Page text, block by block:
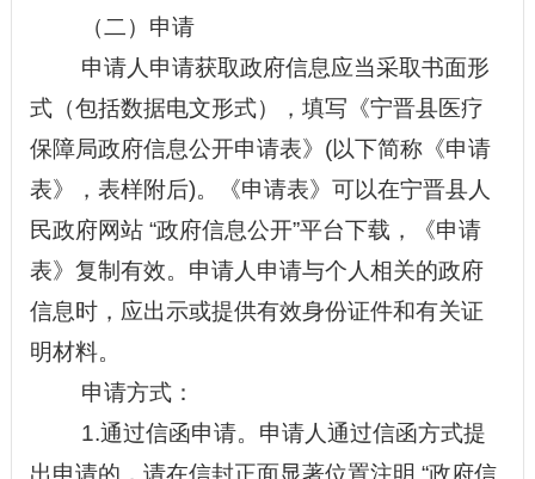
（二）申请
申请人申请获取政府信息应当采取书面形
式（包括数据电文形式），填写《宁晋县医疗
保障局政府信息公开申请表》 (以下简称《申请
表》，表样附后)。《申请表》可以在宁晋县人
民政府网站 “政府信息公开”平台下载，《申请
表》复制有效。申请人申请与个人相关的政府
信息时，应出示或提供有效身份证件和有关证
明材料。
申请方式：
1.通过信函申请。申请人通过信函方式提
出申请的，请在信封正面显著位置注明 “政府信